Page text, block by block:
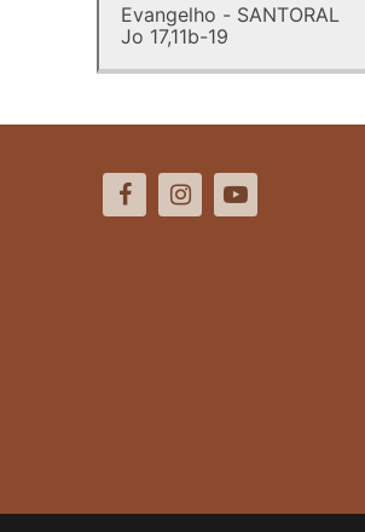
Evangelho - SANTORAL
Jo 17,11b-19